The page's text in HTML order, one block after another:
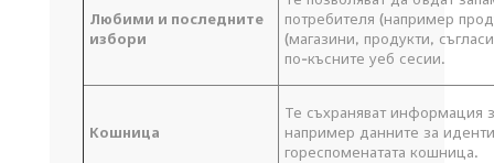
Любими и последните
избори
потребителя (например
(магазини, продукти,
по-късните уеб сесии.
Кошница
Те съхраняват информация
например данните за
гореспоменатата кошница.